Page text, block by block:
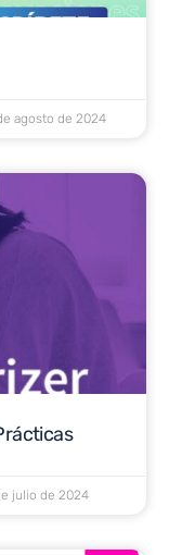
agosto de 2024
julio de 2024